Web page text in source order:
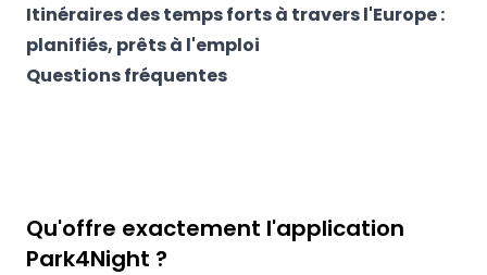
Itinéraires des temps forts à travers l'Europe :
planifiés, prêts à l'emploi
Questions fréquentes
Qu'offre exactement l'application
Park4Night ?